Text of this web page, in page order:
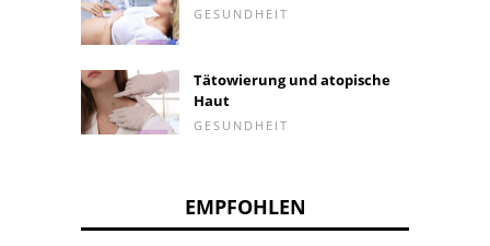
GESUNDHEIT
Tätowierung und atopische
Haut
GESUNDHEIT
EMPFOHLEN